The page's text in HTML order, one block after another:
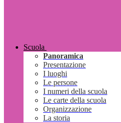
Scuola
Panoramica
Presentazione
I luoghi
Le persone
I numeri della scuola
Le carte della scuola
Organizzazione
La storia